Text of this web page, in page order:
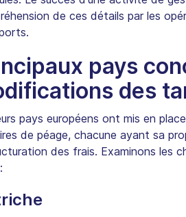
de ces détails par les
pays
des
pays européens ont mis en
de péage, chacune ayant sa
des frais. Examinons les